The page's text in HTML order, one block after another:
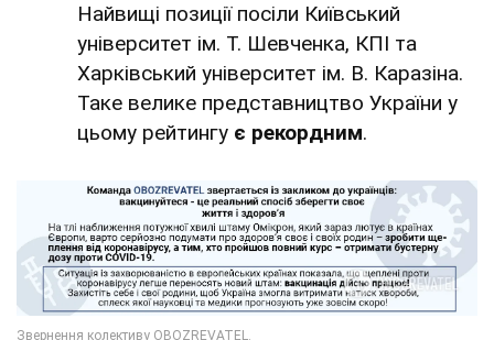
Найвищі позиції посіли Київський
університет ім. Т. Шевченка, КПІ та
Харківський університет ім. В. Каразіна.
Таке велике представництво України у
цьому рейтингу є рекордним.